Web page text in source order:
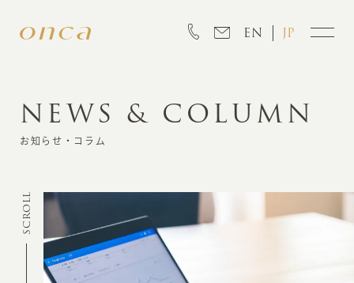
EN JP
INFORMATION
CREATION
MARKETING
NEWS & COLUMN
お知らせ・コラム
SCROLL